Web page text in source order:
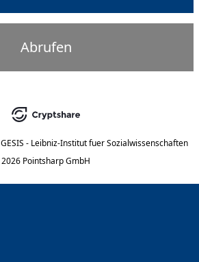
Abrufen
GESIS - Leibniz-Institut fuer Sozialwissenschaften
2026 Pointsharp GmbH